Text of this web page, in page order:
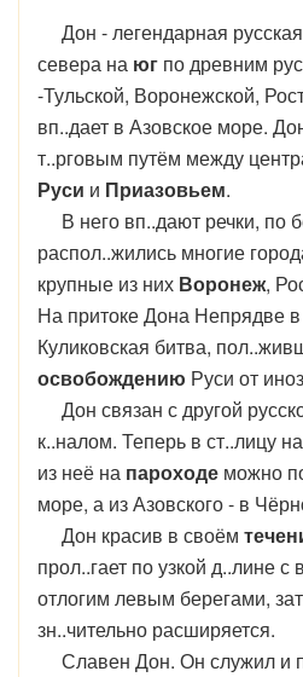
Дон - легендарная
севера на юг по древним
-Тульской, Воронежской,
вп..дает в Азовское море.
т..рговым путём между
Руси и Приазовьем.
В него вп..дают речки, по
распол..жились многие
крупные из них Воронеж,
На притоке Дона Непрядве
Куликовская битва,
освобождению Руси от
Дон связан с другой
к..налом. Теперь в ст..лицу
из неё на пароходе можно
море, а из Азовского - в
Дон красив в своём
прол..гает по узкой д..лине
отлогим левым берегами,
зн..чительно расширяется.
Славен Дон. Он служил и